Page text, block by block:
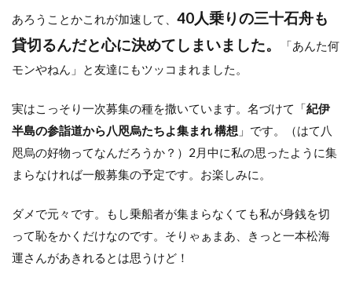
あろうことかこれが加速して、 40人乗りの三十石舟も
貸切るんだと心に決めてしまいました。
「あんた何
モンやねん」と友達にもツッコまれました。
実はこっそり一次募集の種を撒いています。名づけて「紀伊
半島の参詣道から八咫烏たちよ集まれ 構想 」です。（はて八
咫烏の好物ってなんだろうか？）2月中に私の思ったように集
まらなければ一般募集の予定です。お楽しみに。
ダメで元々です。もし乗船者が集まらなくても私が身銭を切
って恥をかくだけなのです。そりゃぁまあ、きっと一本松海
運さんがあきれるとは思うけど！